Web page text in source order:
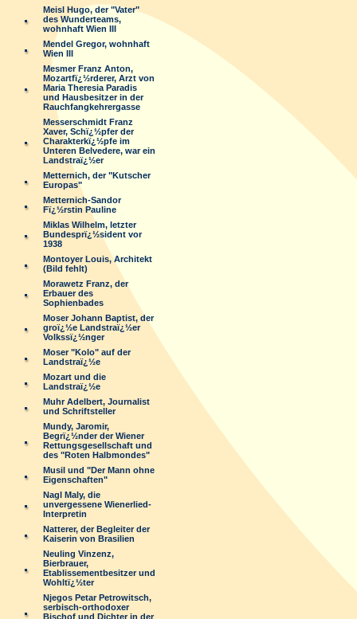
Meisl Hugo, der "Vater"
des Wunderteams,
wohnhaft Wien III
Mendel Gregor, wohnhaft
Wien III
Mesmer Franz Anton,
Mozartfï¿½rderer, Arzt von
Maria Theresia Paradis
und Hausbesitzer in der
Rauchfangkehrergasse
Messerschmidt Franz
Xaver, Schï¿½pfer der
Charakterkï¿½pfe im
Unteren Belvedere, war ein
Landstraï¿½er
Metternich, der "Kutscher
Europas"
Metternich-Sandor
Fï¿½rstin Pauline
Miklas Wilhelm, letzter
Bundesprï¿½sident vor
1938
Montoyer Louis, Architekt
(Bild fehlt)
Morawetz Franz, der
Erbauer des
Sophienbades
Moser Johann Baptist, der
groï¿½e Landstraï¿½er
Volkssï¿½nger
Moser "Kolo" auf der
Landstraï¿½e
Mozart und die
Landstraï¿½e
Muhr Adelbert, Journalist
und Schriftsteller
Mundy, Jaromir,
Begrï¿½nder der Wiener
Rettungsgesellschaft und
des "Roten Halbmondes"
Musil und "Der Mann ohne
Eigenschaften"
Nagl Maly, die
unvergessene Wienerlied-
Interpretin
Natterer, der Begleiter der
Kaiserin von Brasilien
Neuling Vinzenz,
Bierbrauer,
Etablissementbesitzer und
Wohltï¿½ter
Njegos Petar Petrowitsch,
serbisch-orthodoxer
Bischof und Dichter in der